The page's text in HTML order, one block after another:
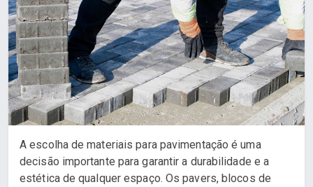
A escolha de materiais para pavimentação é uma
decisão importante para garantir a durabilidade e a
estética de qualquer espaço. Os pavers, blocos de